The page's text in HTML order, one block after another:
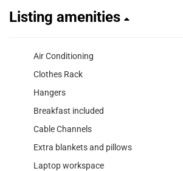
Listing amenities
Air Conditioning
Clothes Rack
Hangers
Breakfast included
Cable Channels
Extra blankets and pillows
Laptop workspace